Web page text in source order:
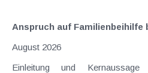
Anspruch auf Familienbeihilfe
August 2026
Einleitung und